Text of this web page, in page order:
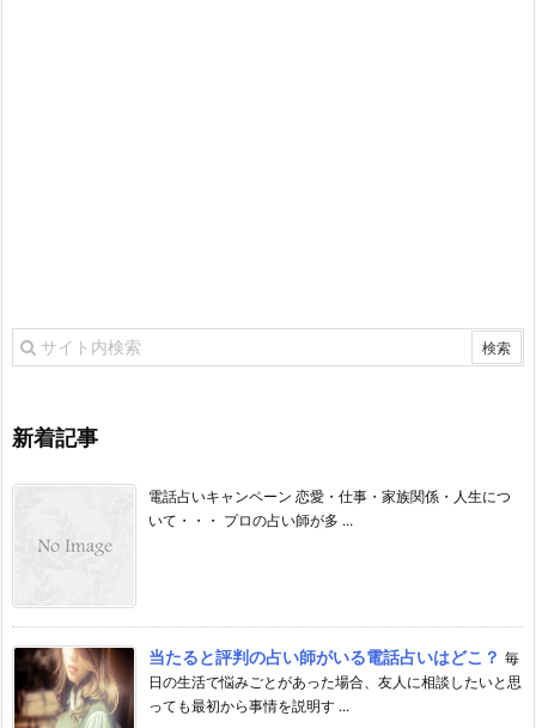
新着記事
電話占いキャンペーン 恋愛・仕事・家族関係・人生につ
いて・・・ プロの占い師が多 ...
当たると評判の占い師がいる電話占いはどこ？ 毎
日の生活で悩みごとがあった場合、友人に相談したいと思
っても最初から事情を説明す ...